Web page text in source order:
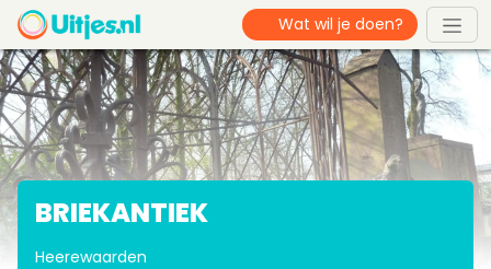
BRIEKANTIEK
Heerewaarden